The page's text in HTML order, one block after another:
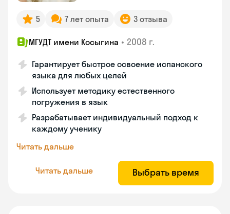
5 7 лет опыта 3 отзыва
МГУДТ имени Косыгина • 2008 г.
Гарантирует быстрое освоение испанского
языка для любых целей
Использует методику естественного
погружения в язык
Разрабатывает индивидуальный подход к
каждому ученику
Читать дальше
Читать дальше Выбрать время